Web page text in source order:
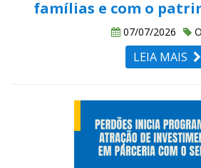
famílias e com o
07/07/2026
LEIA MAIS